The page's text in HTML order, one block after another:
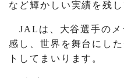
など輝かしい実績を残し
JALは、大谷選手のメ
感し、世界を舞台にし
トしてまいります。